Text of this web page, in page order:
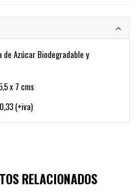
de Azúcar Biodegradable y
x 7 cms
(+iva)
RELACIONADOS